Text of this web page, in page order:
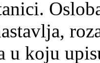
u koju